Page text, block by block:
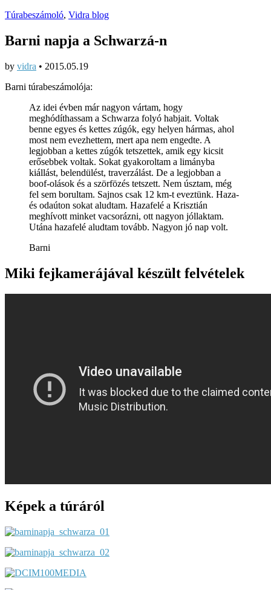
Túrabeszámoló, Vidra blog
Barni napja a Schwarzá-n
by vidra • 2015.05.19
Barni túrabeszámolója:
Az idei évben már nagyon vártam, hogy
meghódíthassam a Schwarza folyó habjait. Voltak
benne egyes és kettes zúgók, egy helyen hármas, ahol
most nem evezhettem, mert apa nem engedte. A
legjobban a kettes zúgók tetszettek, amik egy kicsit
erősebbek voltak. Sokat gyakoroltam a limányba
kiállást, belendülést, traverzálást. De a legjobban a
boof-olások és a szörfözés tetszett. Nem úsztam, még
fel sem borultam. Sajnos csak 12 km-t eveztünk. Haza-
és odaúton sokat aludtam. Hazafelé a Krisztián
meghívott minket vacsorázni, ott nagyon jóllaktam.
Utána hazafelé aludtam tovább. Nagyon jó nap volt.
Barni
Miki fejkamerájával készült felvételek
Képek a túráról